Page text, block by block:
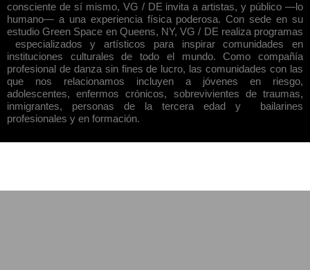
consciente de sí mismo, VG / DE invita a artistas, y público —lo
humano— a una experiencia física poderosa. Con sede en su
estudio Green Space en Queens, NY, VG / DE realiza programas
especializados y artísticos para inspirar comunidades en
instituciones culturales de todo el mundo. Como compañía
profesional de danza sin fines de lucro, las comunidades con las
que nos relacionamos incluyen a jóvenes en riesgo,
adolescentes, enfermos crónicos, sobrevivientes de traumas,
inmigrantes, personas de la tercera edad y bailarines
profesionales y en formación.